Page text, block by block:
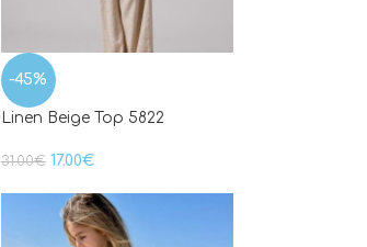
-45%
Linen Beige Top 5822
31.00€ 17.00€